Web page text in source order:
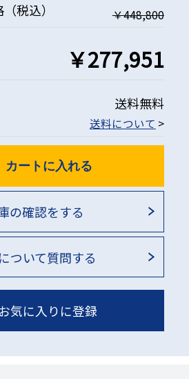
（税込） ￥448,800
￥277,951
送料無料
送料について >
カートに入れる
の確認をする
ついて質問する
お気に入りに登録